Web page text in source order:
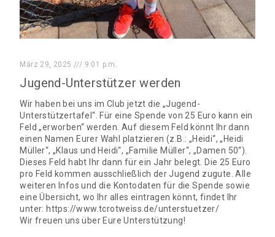
März 29, 2025 9:01 p.m.
Jugend-Unterstützer werden
Wir haben bei uns im Club jetzt die „Jugend-
Unterstützertafel“. Für eine Spende von 25 Euro kann ein
Feld „erworben“ werden. Auf diesem Feld könnt Ihr dann
einen Namen Eurer Wahl platzieren (z.B.: „Heidi“, „Heidi
Müller“, „Klaus und Heidi“, „Familie Müller“, „Damen 50“).
Dieses Feld habt Ihr dann für ein Jahr belegt. Die 25 Euro
pro Feld kommen ausschließlich der Jugend zugute. Alle
weiteren Infos und die Kontodaten für die Spende sowie
eine Übersicht, wo Ihr alles eintragen könnt, findet Ihr
unter: https://www.tcrotweiss.de/unterstuetzer/
Wir freuen uns über Eure Unterstützung!